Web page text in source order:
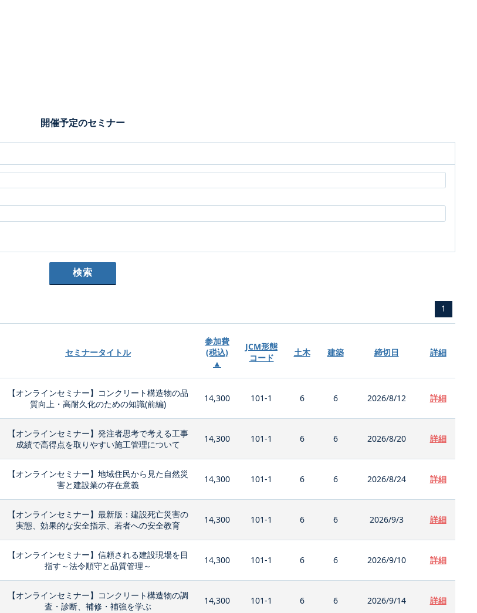
開催予定のセミナー
1
セミナータイトル
参加費
(税込)
▲
JCM形態
コード
土木 建築 締切日 詳細
【オンラインセミナー】コンクリート構造物の品
質向上・高耐久化のための知識(前編)
14,300 101-1 6 6 2026/8/12 詳細
【オンラインセミナー】発注者思考で考える工事
成績で高得点を取りやすい施工管理について
14,300 101-1 6 6 2026/8/20 詳細
【オンラインセミナー】地域住民から見た自然災
害と建設業の存在意義
14,300 101-1 6 6 2026/8/24 詳細
【オンラインセミナー】最新版：建設死亡災害の
実態、効果的な安全指示、若者への安全教育
14,300 101-1 6 6 2026/9/3 詳細
【オンラインセミナー】信頼される建設現場を目
指す～法令順守と品質管理～
14,300 101-1 6 6 2026/9/10 詳細
【オンラインセミナー】コンクリート構造物の調
査・診断、補修・補強を学ぶ
14,300 101-1 6 6 2026/9/14 詳細